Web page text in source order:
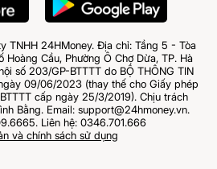
TNHH 24HMoney. Địa chỉ: Tầng 5 - Tòa
Hoàng Cầu, Phường Ô Chợ Dừa, TP. Hà
số 203/GP-BTTTT do BỘ THÔNG TIN
09/06/2023 (thay thế cho Giấy phép
cấp ngày 25/3/2019). Chịu trách
Bằng. Email: support@24hmoney.vn.
Liên hệ: 0346.701.666
và chính sách sử dụng